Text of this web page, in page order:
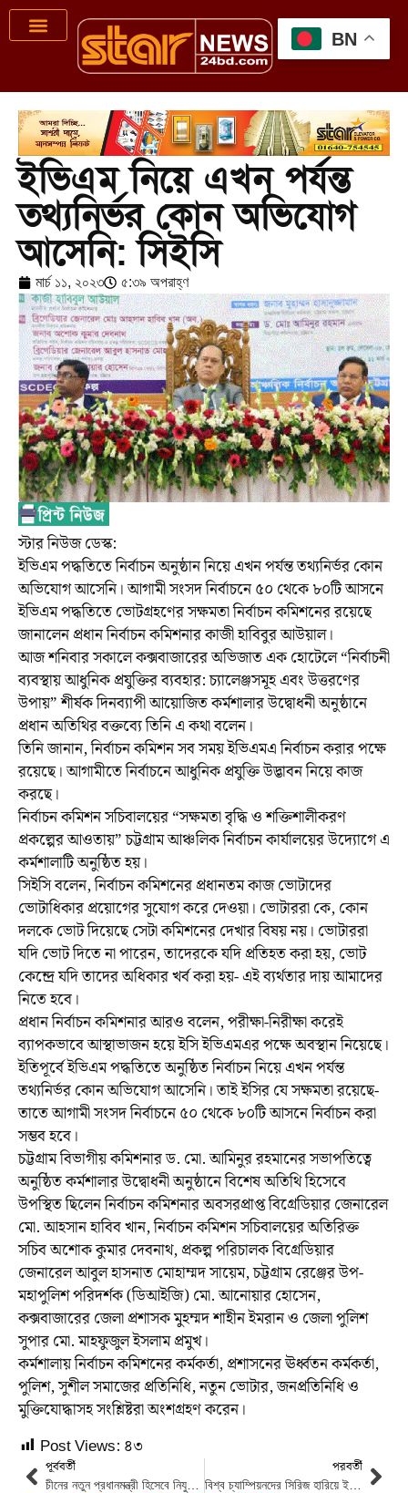
ইভিএম নিয়ে এখন পর্যন্ত
তথ্যনির্ভর কোন অভিযোগ
আসেনি: সিইসি
মার্চ ১১, ২০২৩ ৫:৩৯ অপরাহ্ণ
স্টার নিউজ ডেস্ক:
ইভিএম পদ্ধতিতে নির্বাচন অনুষ্ঠান নিয়ে এখন পর্যন্ত তথ্যনির্ভর কোন
অভিযোগ আসেনি। আগামী সংসদ নির্বাচনে ৫০ থেকে ৮০টি আসনে
ইভিএম পদ্ধতিতে ভোটগ্রহণের সক্ষমতা নির্বাচন কমিশনের রয়েছে
জানালেন প্রধান নির্বাচন কমিশনার কাজী হাবিবুর আউয়াল।
আজ শনিবার সকালে কক্সবাজারের অভিজাত এক হোটেলে “নির্বাচনী
ব্যবস্থায় আধুনিক প্রযুক্তির ব্যবহার: চ্যালেঞ্জসমূহ এবং উত্তরণের
উপায়” শীর্ষক দিনব্যাপী আয়োজিত কর্মশালার উদ্বোধনী অনুষ্ঠানে
প্রধান অতিথির বক্তব্যে তিনি এ কথা বলেন।
তিনি জানান, নির্বাচন কমিশন সব সময় ইভিএমএ নির্বাচন করার পক্ষে
রয়েছে। আগামীতে নির্বাচনে আধুনিক প্রযুক্তি উদ্ভাবন নিয়ে কাজ
করছে।
নির্বাচন কমিশন সচিবালয়ের “সক্ষমতা বৃদ্ধি ও শক্তিশালীকরণ
প্রকল্পের আওতায়” চট্টগ্রাম আঞ্চলিক নির্বাচন কার্যালয়ের উদ্যোগে এ
কর্মশালাটি অনুষ্ঠিত হয়।
সিইসি বলেন, নির্বাচন কমিশনের প্রধানতম কাজ ভোটাদের
ভোটাধিকার প্রয়োগের সুযোগ করে দেওয়া। ভোটাররা কে, কোন
দলকে ভোট দিয়েছে সেটা কমিশনের দেখার বিষয় নয়। ভোটাররা
যদি ভোট দিতে না পারেন, তাদেরকে যদি প্রতিহত করা হয়, ভোট
কেন্দ্রে যদি তাদের অধিকার খর্ব করা হয়- এই ব্যর্থতার দায় আমাদের
নিতে হবে।
প্রধান নির্বাচন কমিশনার আরও বলেন, পরীক্ষা-নিরীক্ষা করেই
ব্যাপকভাবে আস্থাভাজন হয়ে ইসি ইভিএমএর পক্ষে অবস্থান নিয়েছে।
ইতিপূর্বে ইভিএম পদ্ধতিতে অনুষ্ঠিত নির্বাচন নিয়ে এখন পর্যন্ত
তথ্যনির্ভর কোন অভিযোগ আসেনি। তাই ইসির যে সক্ষমতা রয়েছে-
তাতে আগামী সংসদ নির্বাচনে ৫০ থেকে ৮০টি আসনে নির্বাচন করা
সম্ভব হবে।
চট্টগ্রাম বিভাগীয় কমিশনার ড. মো. আমিনুর রহমানের সভাপতিত্বে
অনুষ্ঠিত কর্মশালার উদ্বোধনী অনুষ্ঠানে বিশেষ অতিথি হিসেবে
উপস্থিত ছিলেন নির্বাচন কমিশনার অবসরপ্রাপ্ত বিগ্রেডিয়ার জেনারেল
মো. আহসান হাবিব খান, নির্বাচন কমিশন সচিবালয়ের অতিরিক্ত
সচিব অশোক কুমার দেবনাথ, প্রকল্প পরিচালক বিগ্রেডিয়ার
জেনারেল আবুল হাসনাত মোহাম্মদ সায়েম, চট্টগ্রাম রেঞ্জের উপ-
মহাপুলিশ পরিদর্শক (ডিআইজি) মো. আনোয়ার হোসেন,
কক্সবাজারের জেলা প্রশাসক মুহম্মদ শাহীন ইমরান ও জেলা পুলিশ
সুপার মো. মাহফুজুল ইসলাম প্রমুখ।
কর্মশালায় নির্বাচন কমিশনের কর্মকর্তা, প্রশাসনের ঊর্ধ্বতন কর্মকর্তা,
পুলিশ, সুশীল সমাজের প্রতিনিধি, নতুন ভোটার, জনপ্রতিনিধি ও
মুক্তিযোদ্ধাসহ সংশ্লিষ্টরা অংশগ্রহণ করেন।
Post Views: ৪৩
পূর্ববর্তী পরবর্তী
বিশ্ব চ্যাম্পিয়নদের সিরিজ হারিয়ে ইতিহাস সৃষ্টি করেছে টাইগাররা
BN